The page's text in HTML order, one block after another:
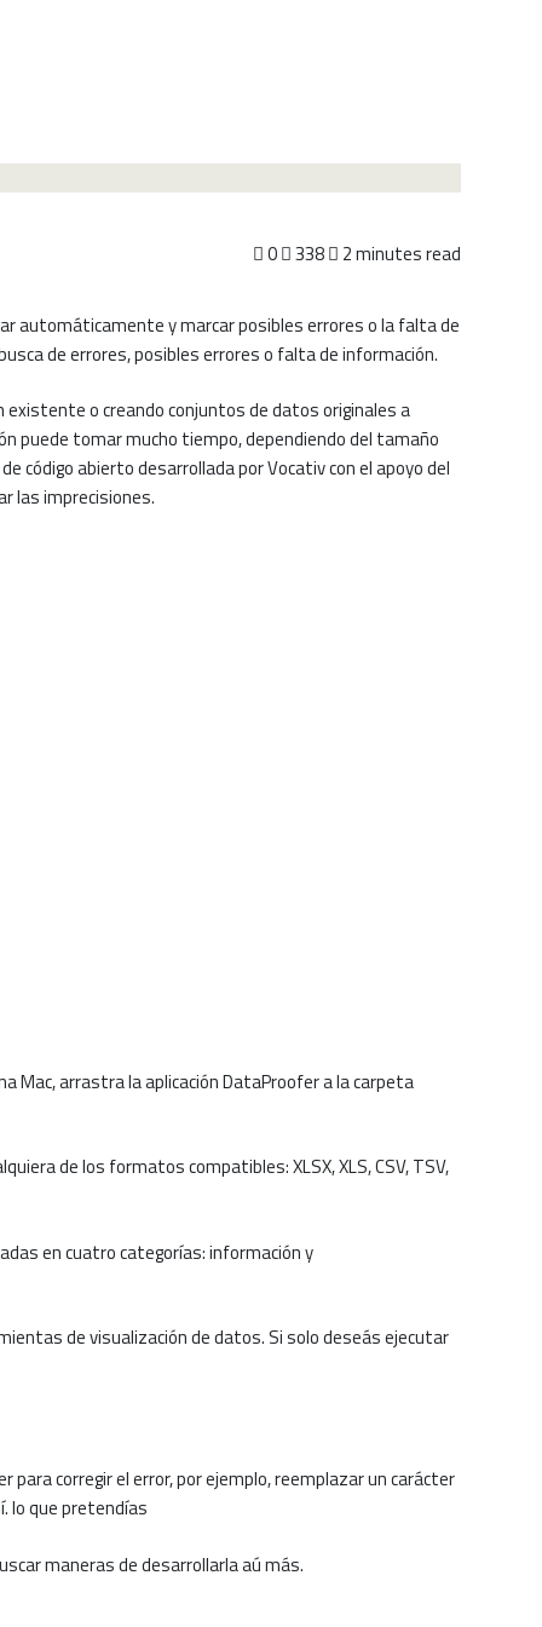
0 338
2 minutes read
automáticamente y marcar posibles errores o la falta de
de errores, posibles errores o falta de información.
o creando conjuntos de datos originales a
puede tomar mucho tiempo, dependiendo del tamaño
código abierto desarrollada por Vocativ con el apoyo del
las imprecisiones.
Mac, arrastra la aplicación DataProofer a la carpeta
de los formatos compatibles: XLSX, XLS, CSV, TSV,
en cuatro categorías: información y
de visualización de datos. Si solo deseás ejecutar
corregir el error, por ejemplo, reemplazar un carácter
lo que pretendías
maneras de desarrollarla aú más.